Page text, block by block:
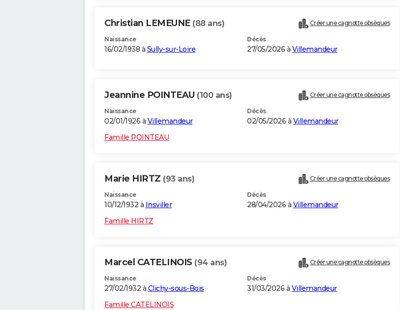
Christian LEMEUNE (88 ans) Créer une cagnotte obsèques
Naissance
16/02/1938 à Sully-sur-Loire
Décès
27/05/2026 à Villemandeur
Jeannine POINTEAU (100 ans) Créer une cagnotte obsèques
Naissance
02/01/1926 à Villemandeur
Décès
02/05/2026 à Villemandeur
Famille POINTEAU
Marie HIRTZ (93 ans) Créer une cagnotte obsèques
Naissance
10/12/1932 à Insviller
Décès
28/04/2026 à Villemandeur
Famille HIRTZ
Marcel CATELINOIS (94 ans) Créer une cagnotte obsèques
Naissance
27/02/1932 à Clichy-sous-Bois
Décès
31/03/2026 à Villemandeur
Famille CATELINOIS